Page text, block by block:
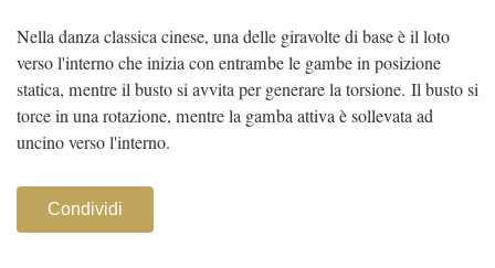
Nella danza classica cinese, una delle giravolte di base è il loto
verso l'interno che inizia con entrambe le gambe in posizione
statica, mentre il busto si avvita per generare la torsione. Il busto si
torce in una rotazione, mentre la gamba attiva è sollevata ad
uncino verso l'interno.
Condividi